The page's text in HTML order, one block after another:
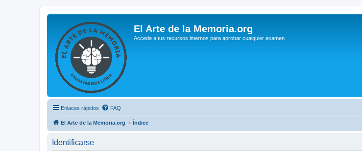
El Arte de la Memoria.org
Accede a tus recursos internos para aprobar cualquier examen
Enlaces rápidos FAQ
El Arte de la Memoria.org Índice
Identificarse